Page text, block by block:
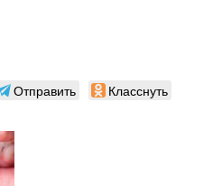
Отправить Класснуть